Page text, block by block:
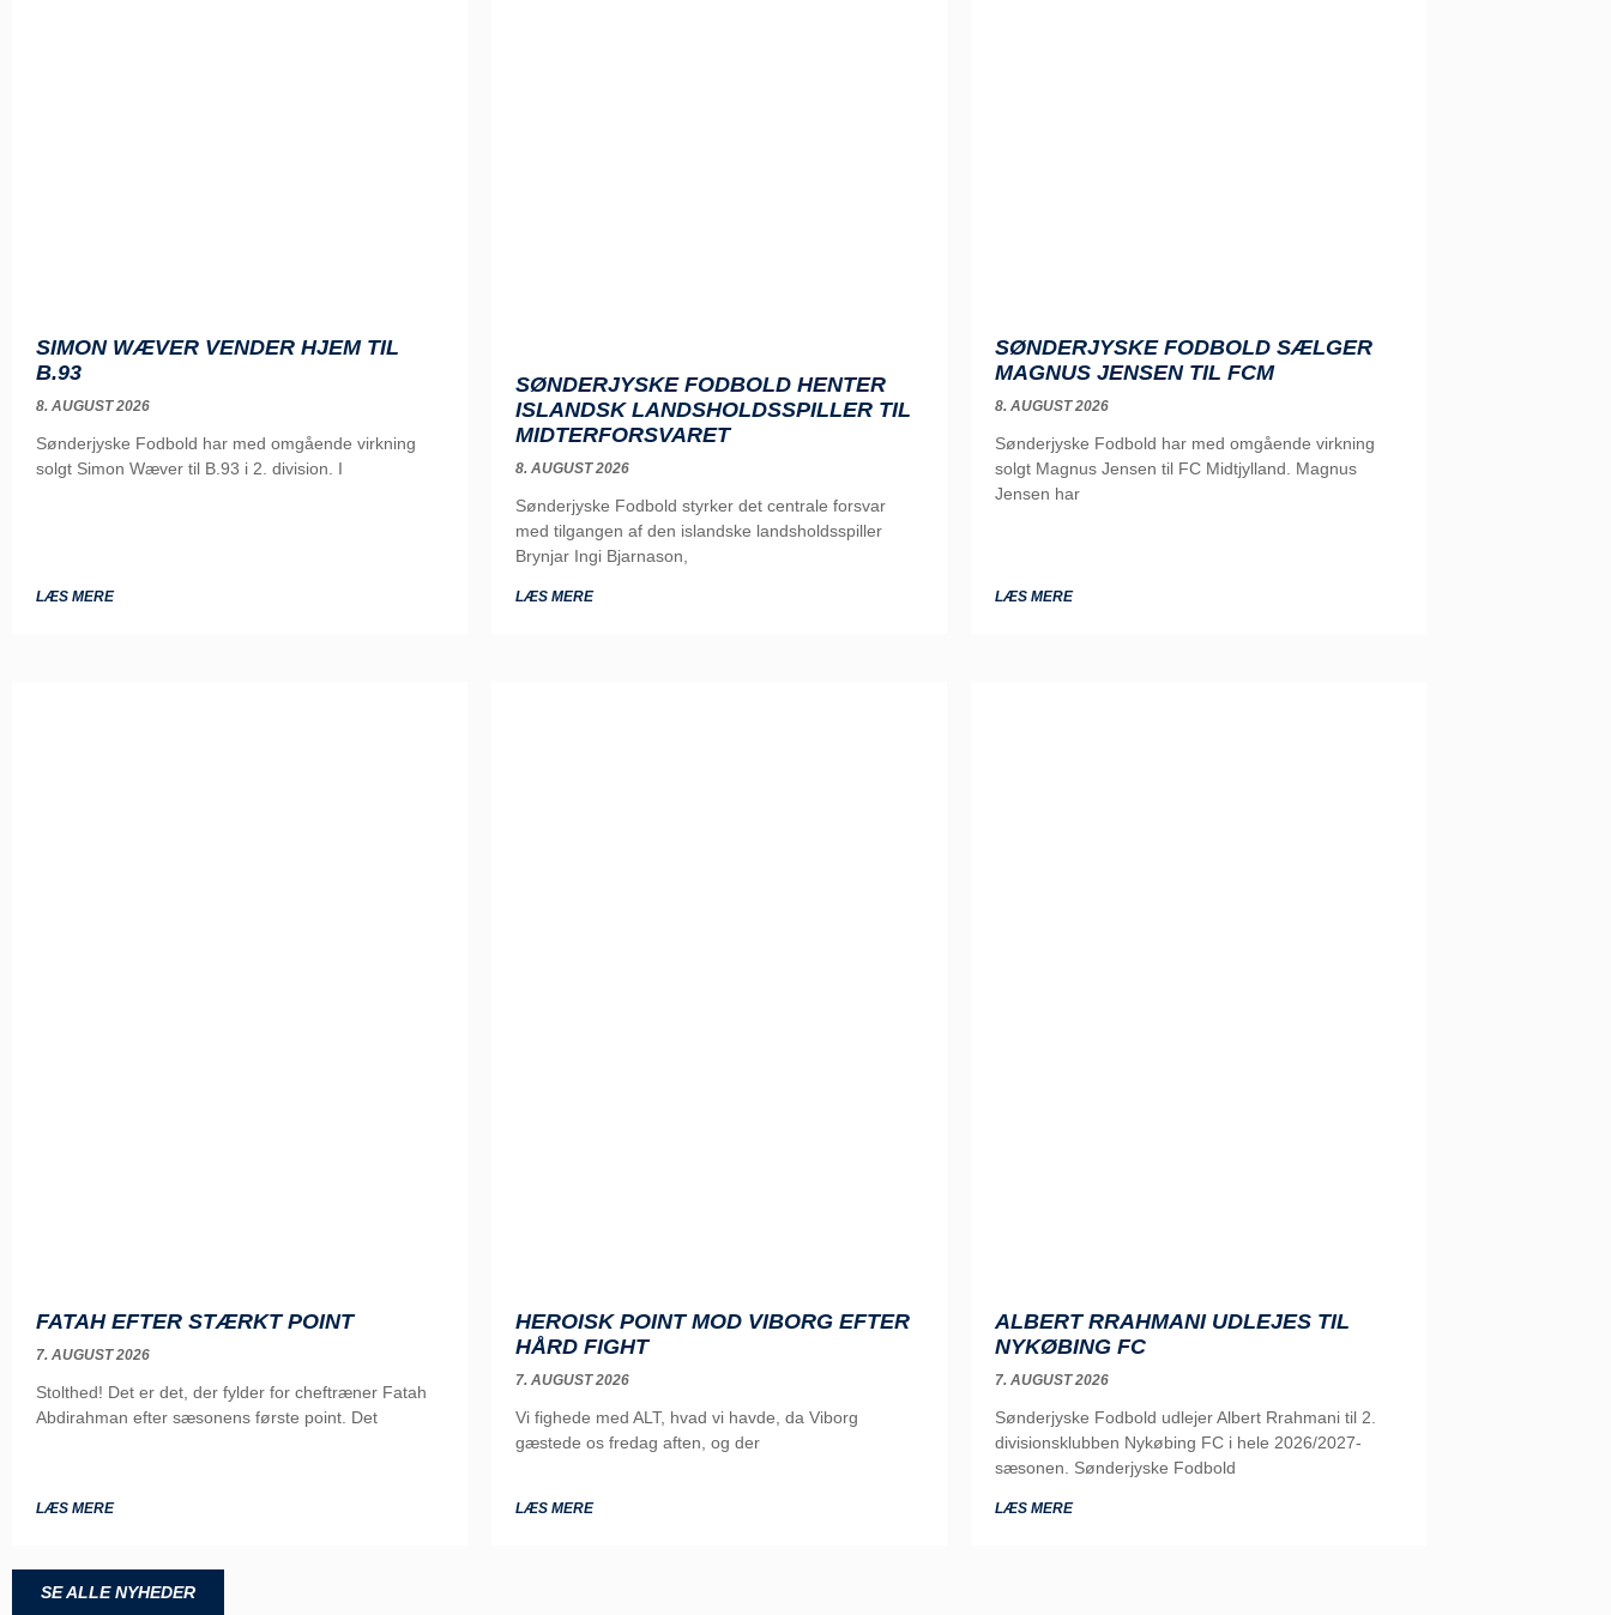
SIMON WÆVER VENDER HJEM TIL
B.93
8. AUGUST 2026
Sønderjyske Fodbold har med omgående virkning
solgt Simon Wæver til B.93 i 2. division. I
LÆS MERE
SØNDERJYSKE FODBOLD HENTER
ISLANDSK LANDSHOLDSSPILLER TIL
MIDTERFORSVARET
8. AUGUST 2026
Sønderjyske Fodbold styrker det centrale forsvar
med tilgangen af den islandske landsholdsspiller
Brynjar Ingi Bjarnason,
LÆS MERE
SØNDERJYSKE FODBOLD SÆLGER
MAGNUS JENSEN TIL FCM
8. AUGUST 2026
Sønderjyske Fodbold har med omgående virkning
solgt Magnus Jensen til FC Midtjylland. Magnus
Jensen har
LÆS MERE
FATAH EFTER STÆRKT POINT
7. AUGUST 2026
Stolthed! Det er det, der fylder for cheftræner Fatah
Abdirahman efter sæsonens første point. Det
LÆS MERE
HEROISK POINT MOD VIBORG EFTER
HÅRD FIGHT
7. AUGUST 2026
Vi fighede med ALT, hvad vi havde, da Viborg
gæstede os fredag aften, og der
LÆS MERE
ALBERT RRAHMANI UDLEJES TIL
NYKØBING FC
7. AUGUST 2026
Sønderjyske Fodbold udlejer Albert Rrahmani til 2.
divisionsklubben Nykøbing FC i hele 2026/2027-
sæsonen. Sønderjyske Fodbold
LÆS MERE
SE ALLE NYHEDER